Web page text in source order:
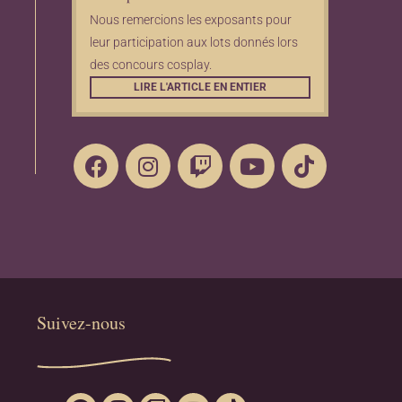
Nous remercions les exposants pour
leur participation aux lots donnés lors
des concours cosplay.
LIRE L'ARTICLE EN ENTIER
Suivez-nous